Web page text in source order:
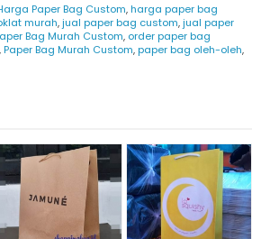
Paper Bag Custom,harga paper bag
murah,jual paper bag custom,jual paper
Bag Murah Custom, order paper bag
,Paper Bag Murah Custom,paper bag oleh-oleh,